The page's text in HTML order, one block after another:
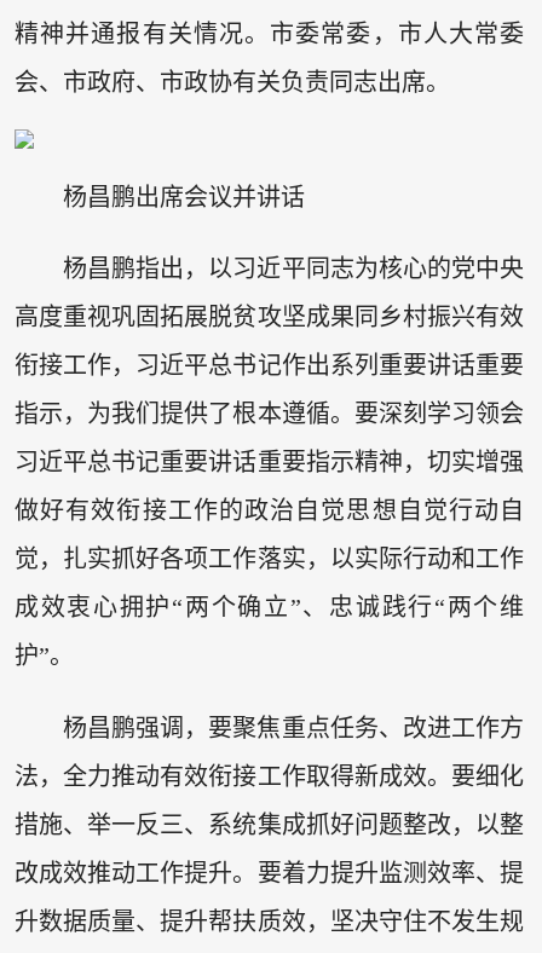
精神并通报有关情况。市委常委，市人大常委
会、市政府、市政协有关负责同志出席。
杨昌鹏出席会议并讲话
杨昌鹏指出，以习近平同志为核心的党中央
高度重视巩固拓展脱贫攻坚成果同乡村振兴有效
衔接工作，习近平总书记作出系列重要讲话重要
指示，为我们提供了根本遵循。要深刻学习领会
习近平总书记重要讲话重要指示精神，切实增强
做好有效衔接工作的政治自觉思想自觉行动自
觉，扎实抓好各项工作落实，以实际行动和工作
成效衷心拥护“两个确立”、忠诚践行“两个维
护”。
杨昌鹏强调，要聚焦重点任务、改进工作方
法，全力推动有效衔接工作取得新成效。要细化
措施、举一反三、系统集成抓好问题整改，以整
改成效推动工作提升。要着力提升监测效率、提
升数据质量、提升帮扶质效，坚决守住不发生规